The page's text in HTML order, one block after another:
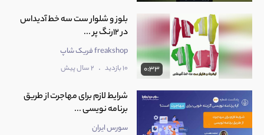
0:33
بلوز و شلوار ست سه خط آدیداس
در 12رنگ پر ...
freakshop فریک شاپ
10 بازدید . 2 سال پیش
شرایط لازم برای مهاجرت از طریق
برنامه نویسی ...
سورس ایران